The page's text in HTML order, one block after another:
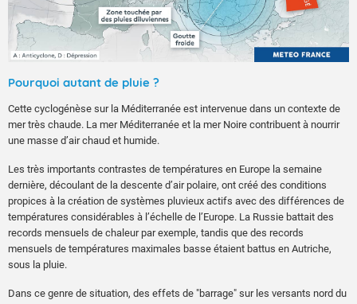
Pourquoi autant de pluie ?
Cette cyclogénèse sur la Méditerranée est intervenue dans un contexte de
mer très chaude. La mer Méditerranée et la mer Noire contribuent à nourrir
une masse d’air chaud et humide.
Les très importants contrastes de températures en Europe la semaine
dernière, découlant de la descente d’air polaire, ont créé des conditions
propices à la création de systèmes pluvieux actifs avec des différences de
températures considérables à l’échelle de l’Europe. La Russie battait des
records mensuels de chaleur par exemple, tandis que des records
mensuels de températures maximales basse étaient battus en Autriche,
sous la pluie.
Dans ce genre de situation, des effets de "barrage" sur les versants nord du